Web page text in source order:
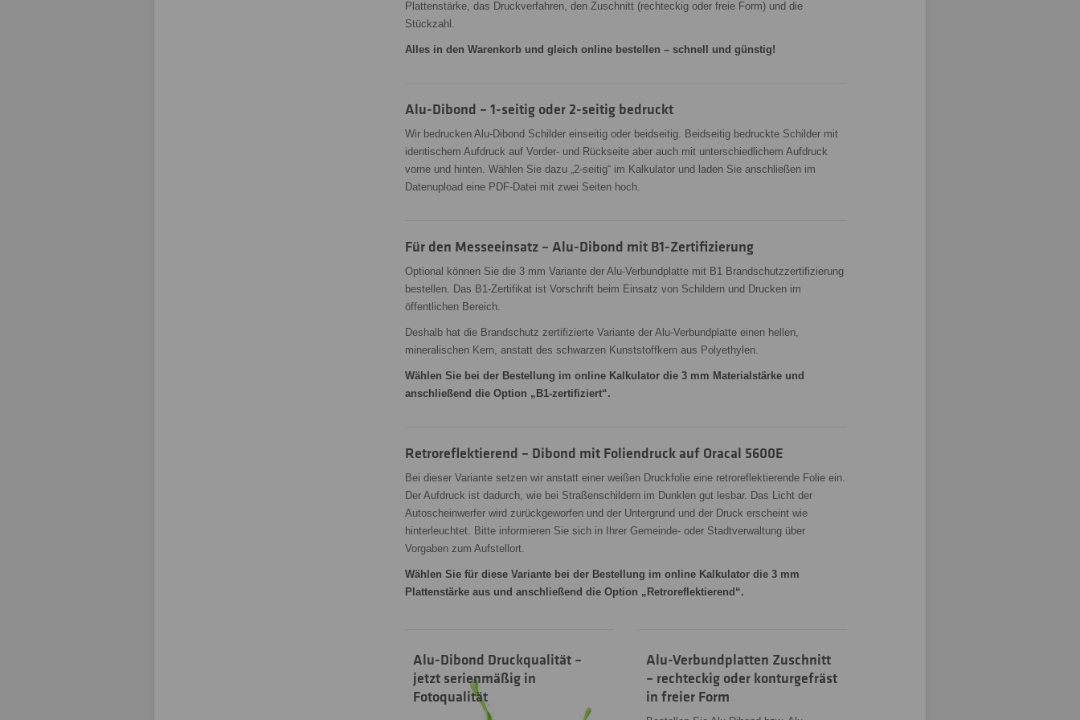
Plattenstärke, das Druckverfahren, den Zuschnitt (rechteckig oder freie Form) und die
Stückzahl.
Alles in den Warenkorb und gleich online bestellen – schnell und günstig!
Alu-Dibond – 1-seitig oder 2-seitig bedruckt
Wir bedrucken Alu-Dibond Schilder einseitig oder beidseitig. Beidseitig bedruckte Schilder mit
identischem Aufdruck auf Vorder- und Rückseite aber auch mit unterschiedlichem Aufdruck
vorne und hinten. Wählen Sie dazu „2-seitig“ im Kalkulator und laden Sie anschließen im
Datenupload eine PDF-Datei mit zwei Seiten hoch.
Für den Messeeinsatz – Alu-Dibond mit B1-Zertifizierung
Optional können Sie die 3 mm Variante der Alu-Verbundplatte mit B1 Brandschutzzertifizierung
bestellen. Das B1-Zertifikat ist Vorschrift beim Einsatz von Schildern und Drucken im
öffentlichen Bereich.
Deshalb hat die Brandschutz zertifizierte Variante der Alu-Verbundplatte einen hellen,
mineralischen Kern, anstatt des schwarzen Kunststoffkern aus Polyethylen.
Wählen Sie bei der Bestellung im online Kalkulator die 3 mm Materialstärke und
anschließend die Option „B1-zertifiziert“.
Retroreflektierend – Dibond mit Foliendruck auf Oracal 5600E
Bei dieser Variante setzen wir anstatt einer weißen Druckfolie eine retroreflektierende Folie ein.
Der Aufdruck ist dadurch, wie bei Straßenschildern im Dunklen gut lesbar. Das Licht der
Autoscheinwerfer wird zurückgeworfen und der Untergrund und der Druck erscheint wie
hinterleuchtet. Bitte informieren Sie sich in Ihrer Gemeinde- oder Stadtverwaltung über
Vorgaben zum Aufstellort.
Wählen Sie für diese Variante bei der Bestellung im online Kalkulator die 3 mm
Plattenstärke aus und anschließend die Option „Retroreflektierend“.
Alu-Dibond Druckqualität –
jetzt serienmäßig in
Fotoqualität
Alu-Verbundplatten Zuschnitt
– rechteckig oder konturgefräst
in freier Form